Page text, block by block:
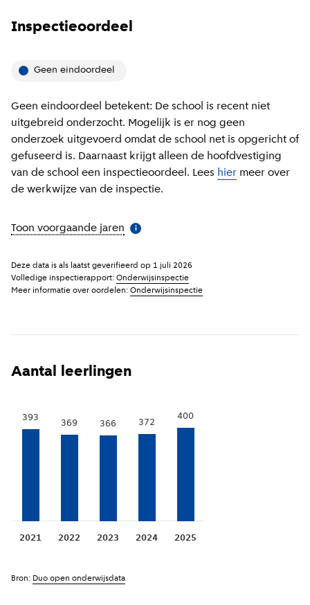
Inspectieoordeel
Geen eindoordeel
Geen eindoordeel betekent: De school is recent niet
uitgebreid onderzocht. Mogelijk is er nog geen
onderzoek uitgevoerd omdat de school net is opgericht of
gefuseerd is. Daarnaast krijgt alleen de hoofdvestiging
van de school een inspectieoordeel. Lees hier meer over
de werkwijze van de inspectie.
Toon voorgaande jaren Meer informatie
i
Deze data is als laatst geverifieerd op 1 juli 2026
Volledige inspectierapport: Onderwijsinspectie
Meer informatie over oordelen: Onderwijsinspectie
Aantal leerlingen
2021
393
2022
369
2023
366
2024
372
2025
400
Bron: Duo open onderwijsdata